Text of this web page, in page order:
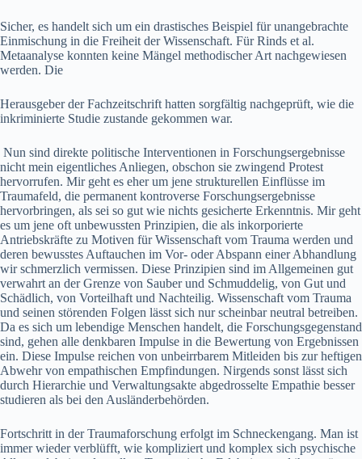
Sicher, es handelt sich um ein drastisches Beispiel für unangebrachte
Einmischung in die Freiheit der Wissenschaft. Für Rinds et al.
Metaanalyse konnten keine Mängel methodischer Art nachgewiesen
werden. Die
Herausgeber der Fachzeitschrift hatten sorgfältig nachgeprüft, wie die
inkriminierte Studie zustande gekommen war.
Nun sind direkte politische Interventionen in Forschungsergebnisse
nicht mein eigentliches Anliegen, obschon sie zwingend Protest
hervorrufen. Mir geht es eher um jene strukturellen Einflüsse im
Traumafeld, die permanent kontroverse Forschungsergebnisse
hervorbringen, als sei so gut wie nichts gesicherte Erkenntnis. Mir geht
es um jene oft unbewussten Prinzipien, die als inkorporierte
Antriebskräfte zu Motiven für Wissenschaft vom Trauma werden und
deren bewusstes Auftauchen im Vor- oder Abspann einer Abhandlung
wir schmerzlich vermissen. Diese Prinzipien sind im Allgemeinen gut
verwahrt an der Grenze von Sauber und Schmuddelig, von Gut und
Schädlich, von Vorteilhaft und Nachteilig. Wissenschaft vom Trauma
und seinen störenden Folgen lässt sich nur scheinbar neutral betreiben.
Da es sich um lebendige Menschen handelt, die Forschungsgegenstand
sind, gehen alle denkbaren Impulse in die Bewertung von Ergebnissen
ein. Diese Impulse reichen von unbeirrbarem Mitleiden bis zur heftigen
Abwehr von empathischen Empfindungen. Nirgends sonst lässt sich
durch Hierarchie und Verwaltungsakte abgedrosselte Empathie besser
studieren als bei den Ausländerbehörden.
Fortschritt in der Traumaforschung erfolgt im Schneckengang. Man ist
immer wieder verblüfft, wie kompliziert und komplex sich psychische